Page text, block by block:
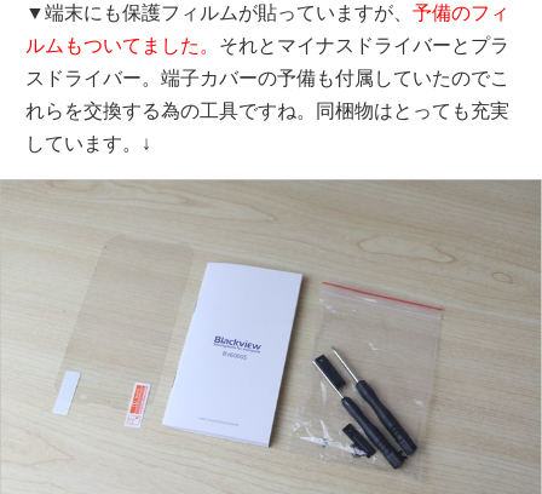
▼端末にも保護フィルムが貼っていますが、予備のフィ
ルムもついてました。 それとマイナスドライバーとプラ
スドライバー。端子カバーの予備も付属していたのでこ
れらを交換する為の工具ですね。同梱物はとっても充実
しています。↓